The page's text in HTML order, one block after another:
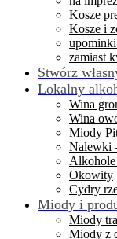
Kosze
Kosze i
zamiast
Stwórz
Lokalny
Wina
Wina
Miody
Nalewki
Alkohole
Okowity
Cydry
Miody i
Miody
Miody z